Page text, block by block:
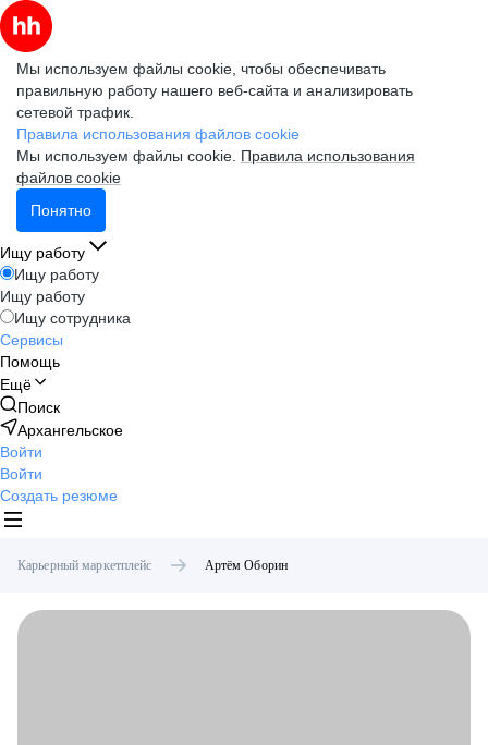
Мы используем файлы cookie, чтобы обеспечивать
правильную работу нашего веб-сайта и анализировать
сетевой трафик.
Правила использования файлов cookie
Мы используем файлы cookie. Правила использования
файлов cookie
Понятно
Ищу работу
Ищу работу
Ищу работу
Ищу сотрудника
Сервисы
Помощь
Ещё
Поиск
Архангельское
Войти
Войти
Создать резюме
Карьерный маркетплейс Артём Оборин